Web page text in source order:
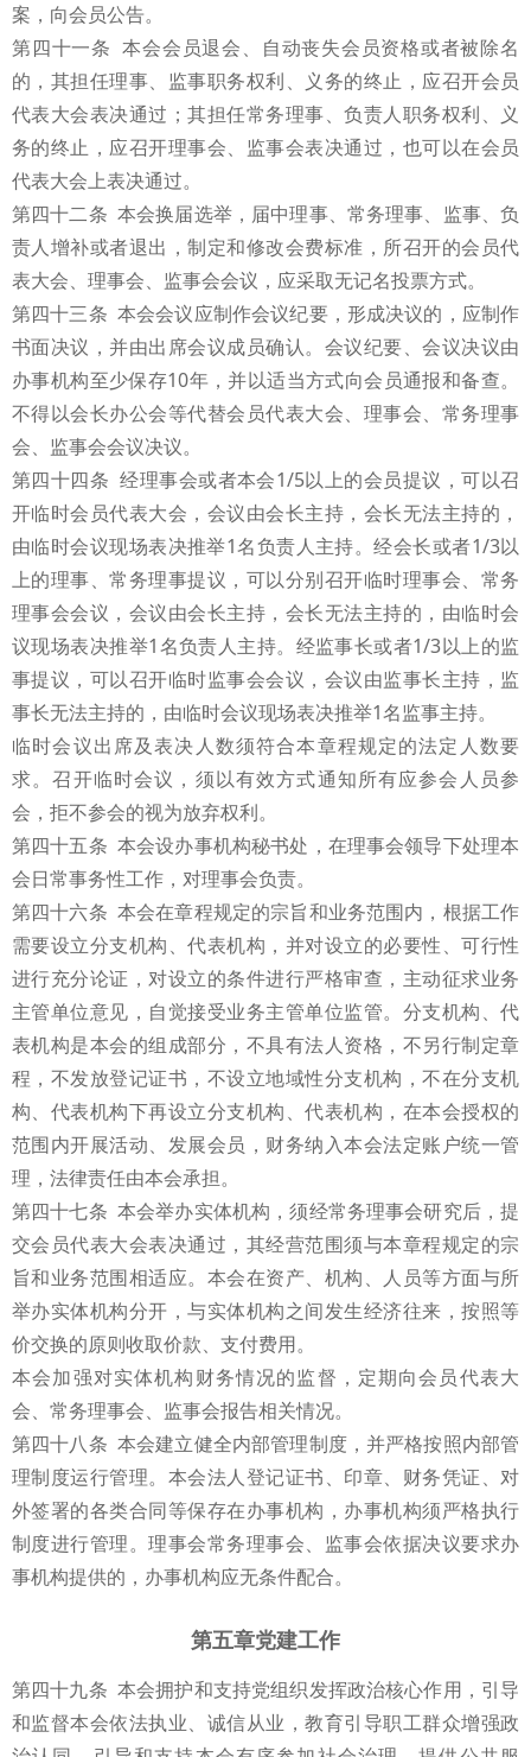
案，向会员公告。
第四十一条 本会会员退会、自动丧失会员资格或者被除名
的，其担任理事、监事职务权利、义务的终止，应召开会员
代表大会表决通过；其担任常务理事、负责人职务权利、义
务的终止，应召开理事会、监事会表决通过，也可以在会员
代表大会上表决通过。
第四十二条 本会换届选举，届中理事、常务理事、监事、负
责人增补或者退出，制定和修改会费标准，所召开的会员代
表大会、理事会、监事会会议，应采取无记名投票方式。
第四十三条 本会会议应制作会议纪要，形成决议的，应制作
书面决议，并由出席会议成员确认。会议纪要、会议决议由
办事机构至少保存10年，并以适当方式向会员通报和备查。
不得以会长办公会等代替会员代表大会、理事会、常务理事
会、监事会会议决议。
第四十四条 经理事会或者本会1/5以上的会员提议，可以召
开临时会员代表大会，会议由会长主持，会长无法主持的，
由临时会议现场表决推举1名负责人主持。经会长或者1/3以
上的理事、常务理事提议，可以分别召开临时理事会、常务
理事会会议，会议由会长主持，会长无法主持的，由临时会
议现场表决推举1名负责人主持。经监事长或者1/3以上的监
事提议，可以召开临时监事会会议，会议由监事长主持，监
事长无法主持的，由临时会议现场表决推举1名监事主持。
临时会议出席及表决人数须符合本章程规定的法定人数要
求。召开临时会议，须以有效方式通知所有应参会人员参
会，拒不参会的视为放弃权利。
第四十五条 本会设办事机构秘书处，在理事会领导下处理本
会日常事务性工作，对理事会负责。
第四十六条 本会在章程规定的宗旨和业务范围内，根据工作
需要设立分支机构、代表机构，并对设立的必要性、可行性
进行充分论证，对设立的条件进行严格审查，主动征求业务
主管单位意见，自觉接受业务主管单位监管。分支机构、代
表机构是本会的组成部分，不具有法人资格，不另行制定章
程，不发放登记证书，不设立地域性分支机构，不在分支机
构、代表机构下再设立分支机构、代表机构，在本会授权的
范围内开展活动、发展会员，财务纳入本会法定账户统一管
理，法律责任由本会承担。
第四十七条 本会举办实体机构，须经常务理事会研究后，提
交会员代表大会表决通过，其经营范围须与本章程规定的宗
旨和业务范围相适应。本会在资产、机构、人员等方面与所
举办实体机构分开，与实体机构之间发生经济往来，按照等
价交换的原则收取价款、支付费用。
本会加强对实体机构财务情况的监督，定期向会员代表大
会、常务理事会、监事会报告相关情况。
第四十八条 本会建立健全内部管理制度，并严格按照内部管
理制度运行管理。本会法人登记证书、印章、财务凭证、对
外签署的各类合同等保存在办事机构，办事机构须严格执行
制度进行管理。理事会常务理事会、监事会依据决议要求办
事机构提供的，办事机构应无条件配合。
第五章党建工作
第四十九条 本会拥护和支持党组织发挥政治核心作用，引导
和监督本会依法执业、诚信从业，教育引导职工群众增强政